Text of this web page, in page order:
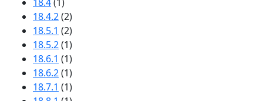
18.4.2(2)
18.5.1 (2)
18.5.2(1)
18.6.1 (1)
18.6.2(1)
18.7.1 (1)